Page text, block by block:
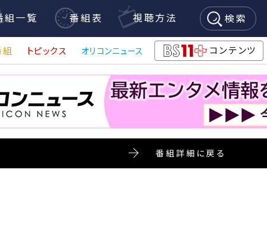
組一覧 番組表 視聴方法 検索
トピックス
オリコンニュース
BS11+
コンテンツ
番組詳細に戻る